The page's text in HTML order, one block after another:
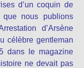
d’un coquin de
que nous publions
d’Arsène
célèbre gentleman
dans le magazine
ne devait pas